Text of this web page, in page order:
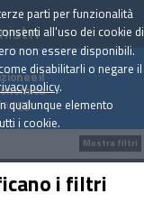
e il
a oggi
i filtri
Mostra filtri
parti per funzionalità
all'uso dei cookie di
non essere disponibili.
disabilitarli o negare il
policy.
qualunque elemento
i cookie.